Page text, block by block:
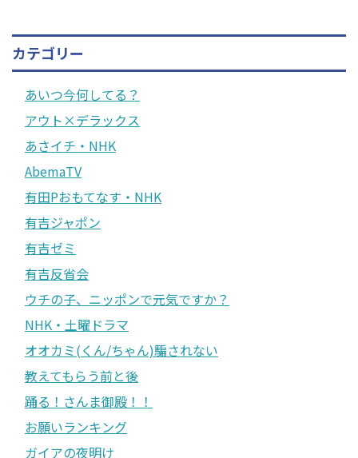
カテゴリー
あいつ今何してる？
アウト×デラックス
あさイチ・NHK
AbemaTV
有田Pおもてなす・NHK
有吉ジャポン
有吉ゼミ
有吉反省会
ウチの子、ニッポンで元気ですか？
NHK・土曜ドラマ
オオカミ(くん/ちゃん)騙されない
教えてもらう前と後
踊る！さんま御殿！！
お願いランキング
ガイアの夜明け